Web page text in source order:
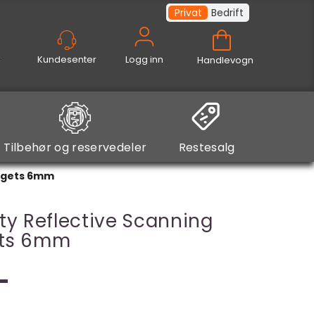
Logg inn
Privat Bedrift
Handlevogn
Tilbehør og reservedeler Restesalg
6mm
Reflective Scanning
6mm